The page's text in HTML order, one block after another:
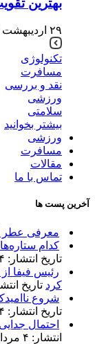
۲۹ اردیبهشت ۱۴۰۳
تکنولوژی
مسافرت
نقد و بررسی
ورزشی
سلامتی
بیشتر بخوانید
ورزشی
مسافرت
مقالات
تماس با ما
آخرین پست ها
معرفی عطر
کدام
تاریخ انتشار: ۴ مرداد ۱۴۰۵
رئیس فیفا
کرد تاریخ انتشار: ۴
شروع
تاریخ انتشار: ۴ مرداد ۱۴۰۵
احتمال
انتشار: ۴ مرداد ۱۴۰۵